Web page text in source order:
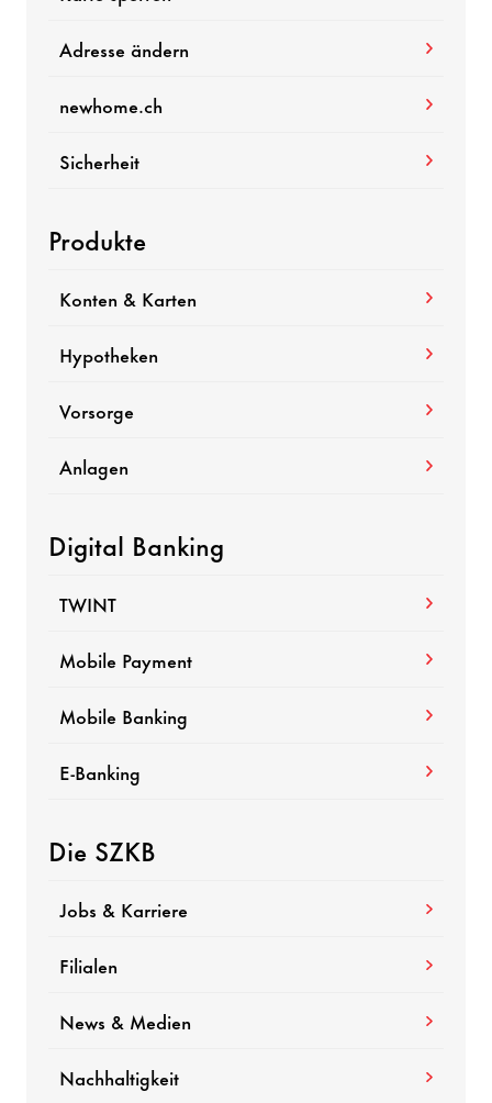
Adresse ändern
newhome.ch
Sicherheit
Produkte
Konten & Karten
Hypotheken
Vorsorge
Anlagen
Digital Banking
TWINT
Mobile Payment
Mobile Banking
E-Banking
Die SZKB
Jobs & Karriere
Filialen
News & Medien
Nachhaltigkeit